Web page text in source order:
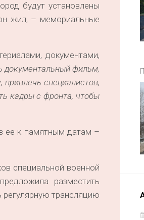
будут установлены
жил, – мемориальные
документами,
документальный фильм,
специалистов,
кадры с фронта, чтобы
ее к памятным датам –
специальной военной
разместить
трансляцию